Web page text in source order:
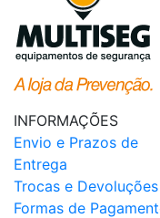
INFORMAÇÕES
Envio e Prazos de
Entrega
Trocas e Devoluções
Formas de